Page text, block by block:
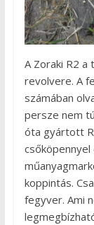
A Zoraki R2
revolvere. A
számában
persze nem
óta gyártott
koppintás.
fegyver. Ami